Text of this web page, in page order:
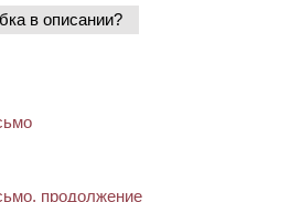
в описании?